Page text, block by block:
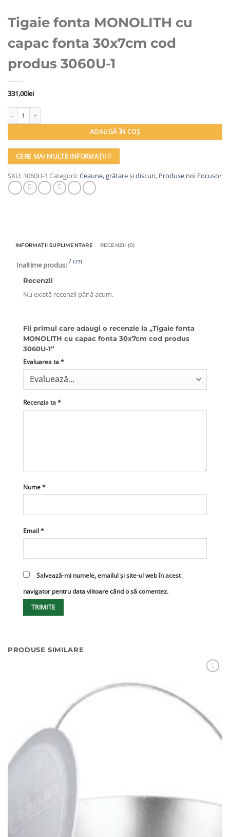
Tigaie fonta MONOLITH cu
capac fonta 30x7cm cod
produs 3060U-1
331,00lei
ADAUGĂ ÎN COȘ
CERE MAI MULTE INFORMAȚII
SKU:3060U-1 Categorii:Ceaune, grătare și discuri, Produse noi Focusor
INFORMAȚII SUPLIMENTARE RECENZII (0)
Inaltime produs:7 cm
Recenzii
Nu există recenzii până acum.
Fii primul care adaugi o recenzie la „Tigaie fonta
MONOLITH cu capac fonta 30x7cm cod produs
3060U-1”
Evaluarea ta *
Recenzia ta *
Nume *
Email *
Salvează-mi numele, emailul și site-ul web în acest
navigator pentru data viitoare când o să comentez.
PRODUSE SIMILARE